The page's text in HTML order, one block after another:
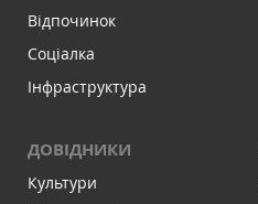
Відпочинок
Соціалка
Інфраструктура
ДОВІДНИКИ
Культури